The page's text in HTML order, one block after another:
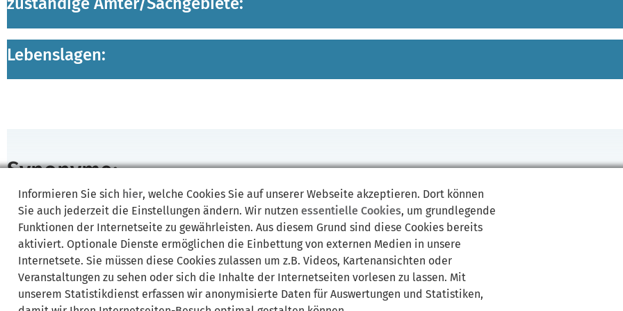
Lebenslagen:
Synonyme:
Café au laitCappuccinoEspressoKaffeekaffeehaltige WarenKaffeesteuerLatte Macchiatolöslicher Kaffee
Informieren Sie sich hier, welche Cookies Sie auf unserer Webseite akzeptieren. Dort können
Sie auch jederzeit die Einstellungen ändern. Wir nutzen essentielle Cookies, um grundlegende
Funktionen der Internetseite zu gewährleisten. Aus diesem Grund sind diese Cookies bereits
aktiviert. Optionale Dienste ermöglichen die Einbettung von externen Medien in unsere
Internetsete. Sie müssen diese Cookies zulassen um z.B. Videos, Kartenansichten oder
Veranstaltungen zu sehen oder sich die Inhalte der Internetseiten vorlesen zu lassen. Mit
unserem Statistikdienst erfassen wir anonymisierte Daten für Auswertungen und Statistiken,